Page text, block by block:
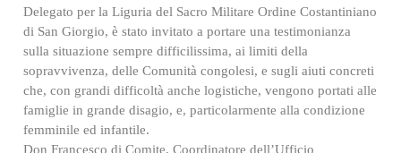
Delegato per la Liguria del Sacro Militare Ordine Costantiniano
di San Giorgio, è stato invitato a portare una testimonianza
sulla situazione sempre difficilissima, ai limiti della
sopravvivenza, delle Comunità congolesi, e sugli aiuti concreti
che, con grandi difficoltà anche logistiche, vengono portati alle
famiglie in grande disagio, e, particolarmente alla condizione
femminile ed infantile.
Don Francesco di Comite, Coordinatore dell’Ufficio